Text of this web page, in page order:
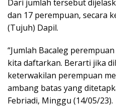
Dari jumlah tersebut
dan 17 perempuan, secara
(Tujuh) Dapil.
“Jumlah Bacaleg
kita daftarkan. Berarti jika
keterwakilan perempuan
ambang batas yang
Febriadi, Minggu (14/05/23).